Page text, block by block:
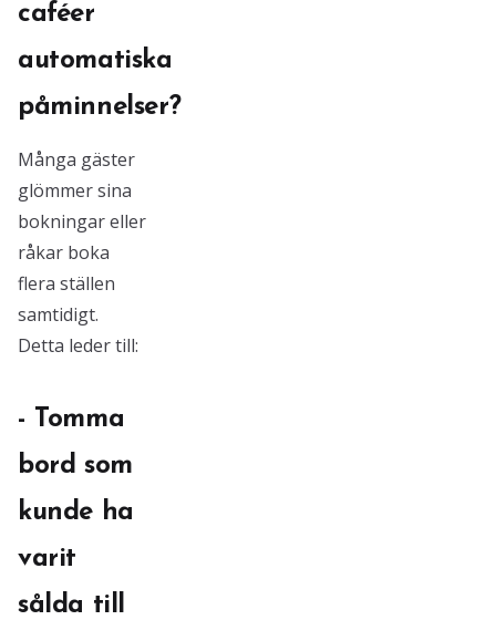
caféer
automatiska
påminnelser?
Många gäster
glömmer sina
bokningar eller
råkar boka
flera ställen
samtidigt.
Detta leder till:
- Tomma
bord som
kunde ha
varit
sålda till